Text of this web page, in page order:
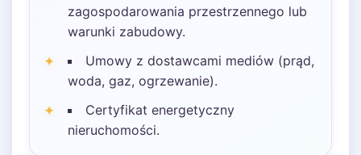
zagospodarowania przestrzennego lub
warunki zabudowy.
Umowy z dostawcami mediów (prąd,
woda, gaz, ogrzewanie).
Certyfikat energetyczny
nieruchomości.